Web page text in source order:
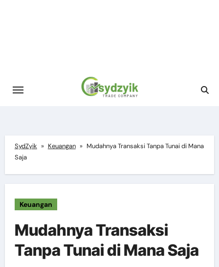
SydZyik » Keuangan » Mudahnya Transaksi Tanpa Tunai di Mana
Saja
Keuangan
Mudahnya Transaksi
Tanpa Tunai di Mana Saja